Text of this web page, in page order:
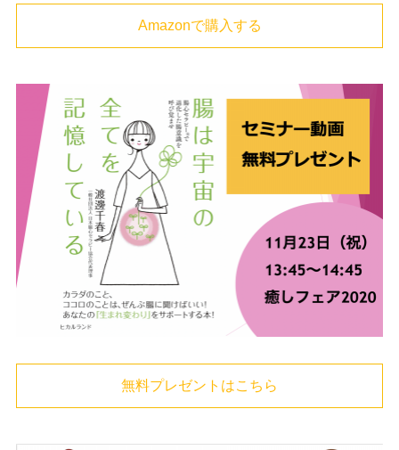
Amazonで購入する
無料プレゼントはこちら